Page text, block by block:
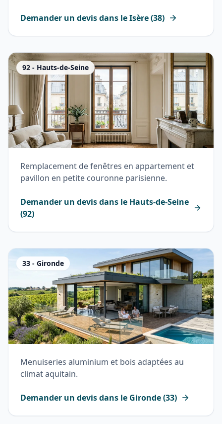
Demander un devis dans leIsère(38)
92 - Hauts-de-Seine
Remplacement de fenêtres en appartement et
pavillon en petite couronne parisienne.
Demander un devis dans le Hauts-de-Seine
(92)
33 - Gironde
Menuiseries aluminium et bois adaptées au
climat aquitain.
Demander un devis dans le Gironde(33)